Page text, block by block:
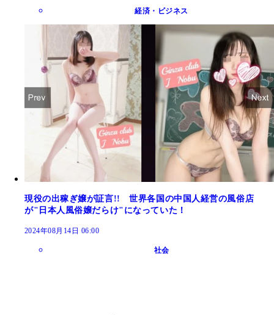
経済・ビジネス
現役の出稼ぎ嬢が証言!! 世界各国の中国人経営の風俗店
が"日本人風俗嬢だらけ"になっていた！
2024年08月14日 06:00
社会